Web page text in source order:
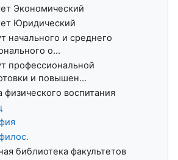
Экономический
Юридический
начального и среднего
о...
профессиональной
и повышен...
физического воспитания
библиотека факультетов